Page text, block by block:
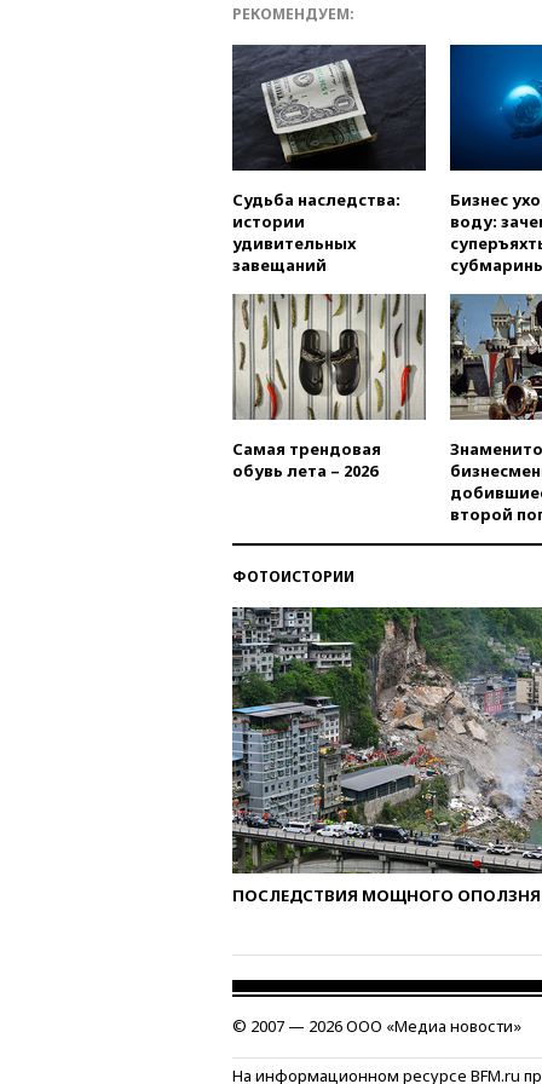
РЕКОМЕНДУЕМ:
Судьба наследства:
истории
удивительных
завещаний
Бизнес
воду:
Самая трендовая
обувь лета – 2026
второй
ФОТОИСТОРИИ
ПОСЛЕДСТВИЯ МОЩНОГО ОПОЛЗНЯ
© 2007 — 2026 ООО «Медиа новости»
На информационном ресурсе BFM.ru